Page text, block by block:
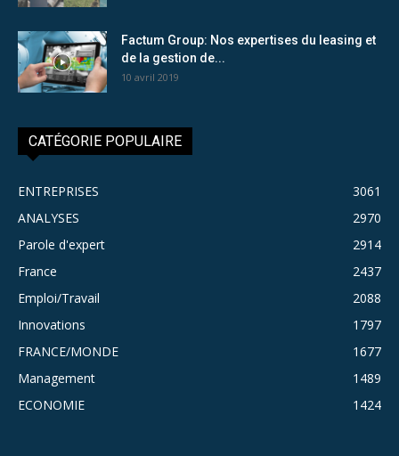
Factum Group: Nos expertises du leasing et
de la gestion de...
10 avril 2019
CATÉGORIE POPULAIRE
ENTREPRISES
3061
ANALYSES
2970
Parole d'expert
2914
France
2437
Emploi/Travail
2088
Innovations
1797
FRANCE/MONDE
1677
Management
1489
ECONOMIE
1424